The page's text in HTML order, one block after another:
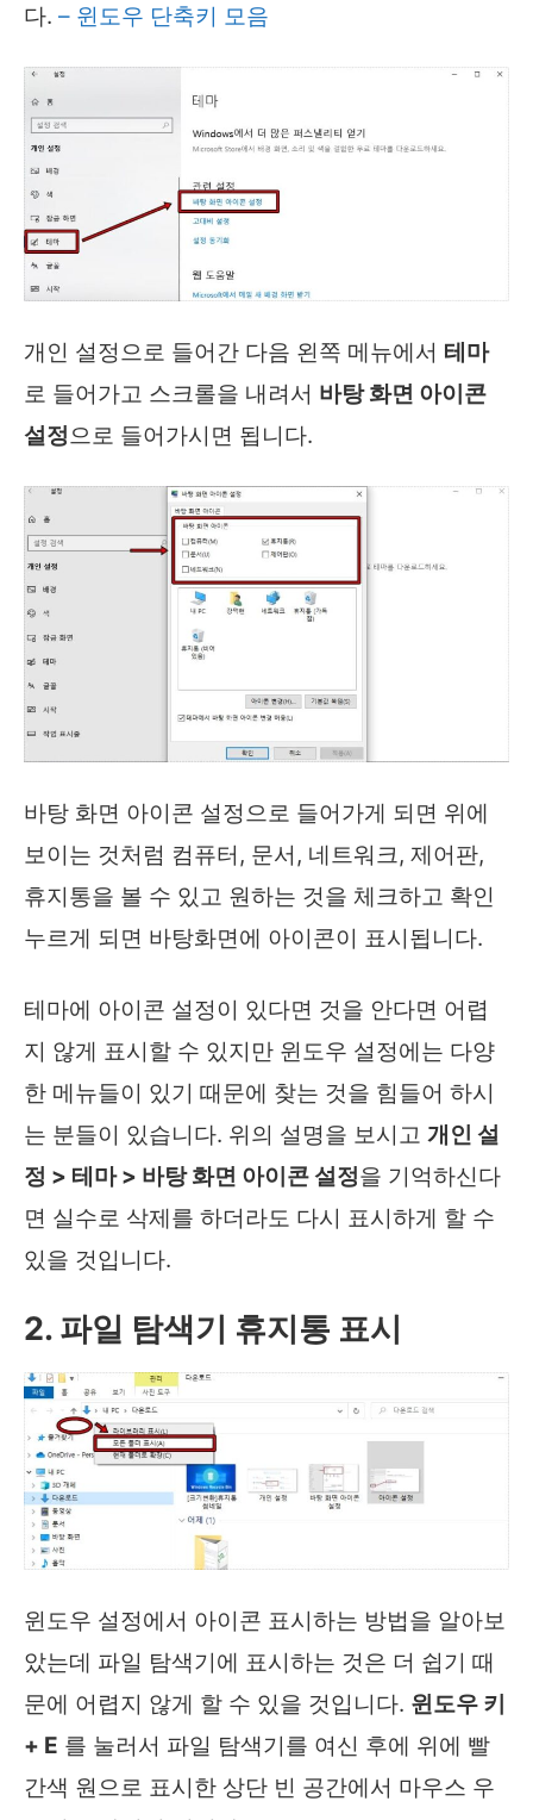
다. – 윈도우 단축키 모음
개인 설정으로 들어간 다음 왼쪽 메뉴에서 테마
로 들어가고 스크롤을 내려서 바탕 화면 아이콘
설정으로 들어가시면 됩니다.
바탕 화면 아이콘 설정으로 들어가게 되면 위에
보이는 것처럼 컴퓨터, 문서, 네트워크, 제어판,
휴지통을 볼 수 있고 원하는 것을 체크하고 확인
누르게 되면 바탕화면에 아이콘이 표시됩니다.
테마에 아이콘 설정이 있다면 것을 안다면 어렵
지 않게 표시할 수 있지만 윈도우 설정에는 다양
한 메뉴들이 있기 때문에 찾는 것을 힘들어 하시
는 분들이 있습니다. 위의 설명을 보시고 개인 설
정 > 테마 > 바탕 화면 아이콘 설정을 기억하신다
면 실수로 삭제를 하더라도 다시 표시하게 할 수
있을 것입니다.
2. 파일 탐색기 휴지통 표시
윈도우 설정에서 아이콘 표시하는 방법을 알아보
았는데 파일 탐색기에 표시하는 것은 더 쉽기 때
문에 어렵지 않게 할 수 있을 것입니다. 윈도우 키
+ E 를 눌러서 파일 탐색기를 여신 후에 위에 빨
간색 원으로 표시한 상단 빈 공간에서 마우스 우